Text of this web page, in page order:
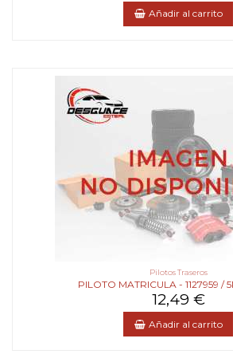
Añadir al carrito
Pilotos Traseros
PILOTO MATRICULA - 1127959 /
12,49 €
Añadir al carrito